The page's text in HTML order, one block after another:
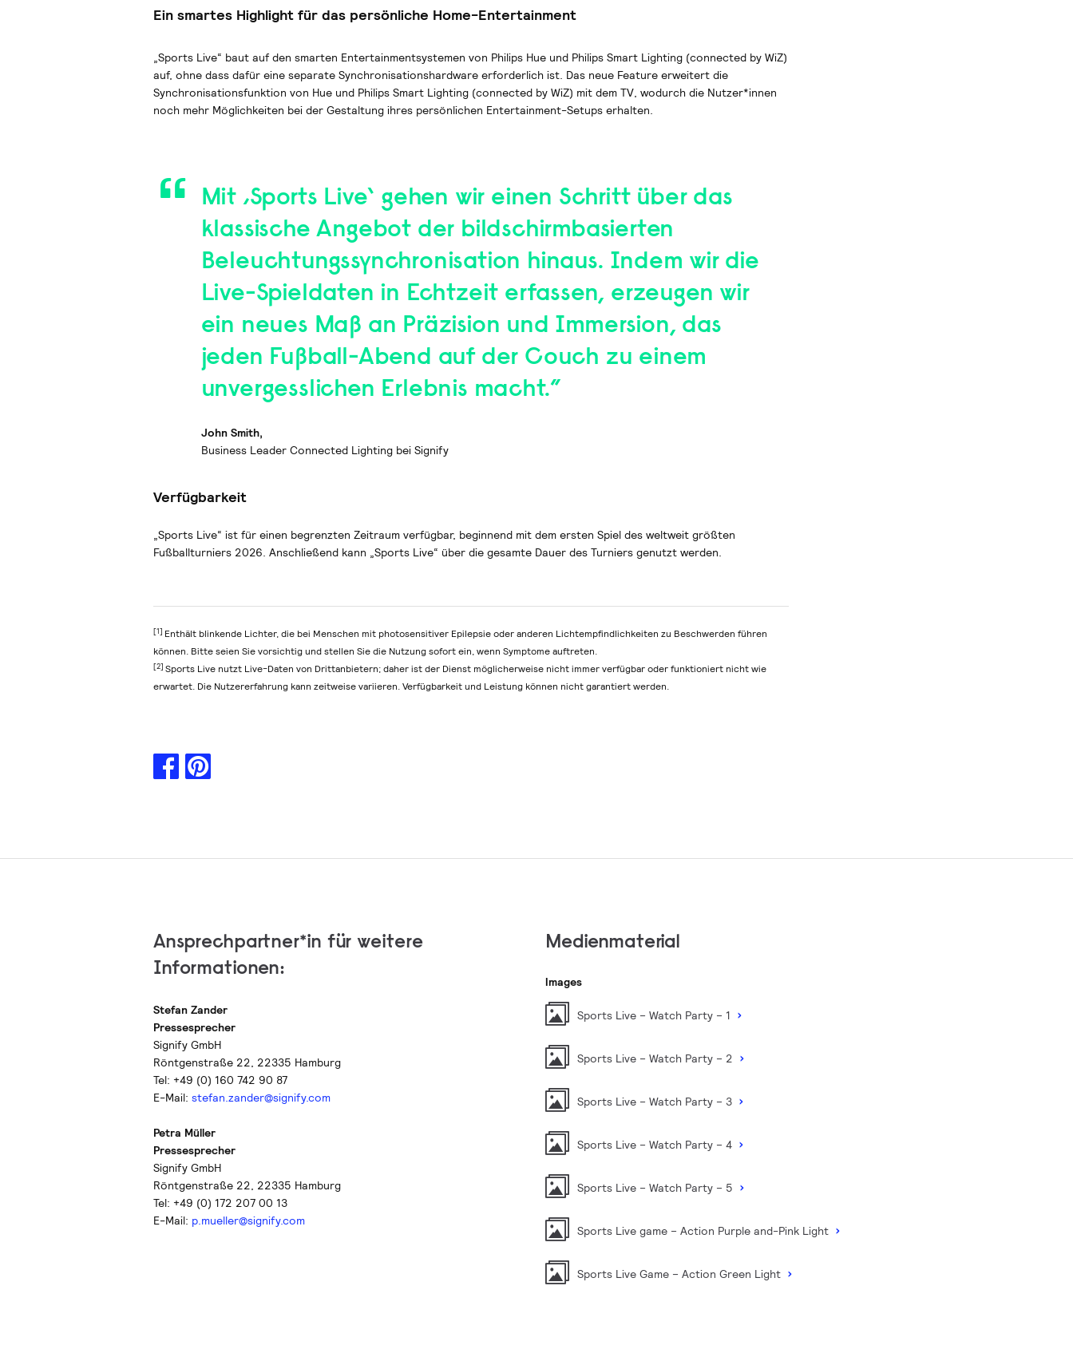
Ein smartes Highlight für das persönliche Home-Entertainment
„Sports Live“ baut auf den smarten Entertainmentsystemen von Philips Hue und Philips Smart Lighting (connected by WiZ)
auf, ohne dass dafür eine separate Synchronisationshardware erforderlich ist. Das neue Feature erweitert die
Synchronisationsfunktion von Hue und Philips Smart Lighting (connected by WiZ) mit dem TV, wodurch die Nutzer*innen
noch mehr Möglichkeiten bei der Gestaltung ihres persönlichen Entertainment-Setups erhalten.
Mit ‚Sports Live‘ gehen wir einen Schritt über das
klassische Angebot der bildschirmbasierten
Beleuchtungssynchronisation hinaus. Indem wir die
Live-Spieldaten in Echtzeit erfassen, erzeugen wir
ein neues Maß an Präzision und Immersion, das
jeden Fußball-Abend auf der Couch zu einem
unvergesslichen Erlebnis macht.”
John Smith,
Business Leader Connected Lighting bei Signify
Verfügbarkeit
„Sports Live“ ist für einen begrenzten Zeitraum verfügbar, beginnend mit dem ersten Spiel des weltweit größten
Fußballturniers 2026. Anschließend kann „Sports Live“ über die gesamte Dauer des Turniers genutzt werden.
[1] Enthält blinkende Lichter, die bei Menschen mit photosensitiver Epilepsie oder anderen Lichtempfindlichkeiten zu Beschwerden führen
können. Bitte seien Sie vorsichtig und stellen Sie die Nutzung sofort ein, wenn Symptome auftreten.
[2] Sports Live nutzt Live-Daten von Drittanbietern; daher ist der Dienst möglicherweise nicht immer verfügbar oder funktioniert nicht wie
erwartet. Die Nutzererfahrung kann zeitweise variieren. Verfügbarkeit und Leistung können nicht garantiert werden.
Ansprechpartner*in für weitere
Informationen:
Stefan Zander
Pressesprecher
Signify GmbH
Röntgenstraße 22, 22335 Hamburg
Tel: +49 (0) 160 742 90 87
E-Mail: stefan.zander@signify.com
Petra Müller
Pressesprecher
Signify GmbH
Röntgenstraße 22, 22335 Hamburg
Tel: +49 (0) 172 207 00 13
E-Mail: p.mueller@signify.com
Medienmaterial
Images
Sports Live – Watch Party – 1
Sports Live – Watch Party – 2
Sports Live – Watch Party – 3
Sports Live – Watch Party – 4
Sports Live – Watch Party – 5
Sports Live game – Action Purple and-Pink Light
Sports Live Game – Action Green Light